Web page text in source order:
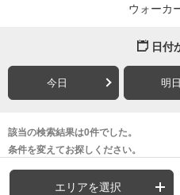
ウォーカ
日付
今日 明日
該当の検索結果は0件でした。
条件を変えてお探しください。
エリアを選択